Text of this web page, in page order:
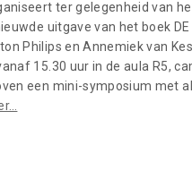
ter gelegenheid van
uitgave van het boek DE
Philips en Annemiek van
15.30 uur in de aula R5,
een mini-symposium met